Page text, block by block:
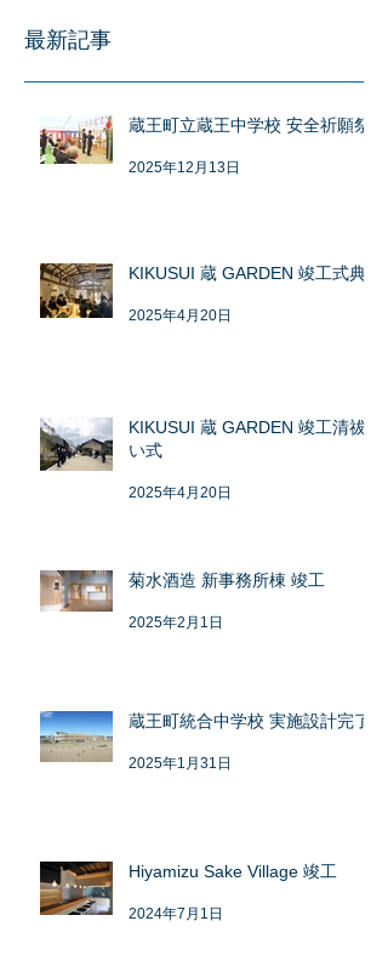
最新記事
蔵王町立蔵王中学校 安全祈願祭
2025年12月13日
KIKUSUI 蔵 GARDEN 竣工式典
2025年4月20日
KIKUSUI 蔵 GARDEN 竣工清祓
い式
2025年4月20日
菊水酒造 新事務所棟 竣工
2025年2月1日
蔵王町統合中学校 実施設計完了
2025年1月31日
Hiyamizu Sake Village 竣工
2024年7月1日